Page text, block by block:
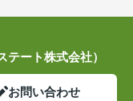
ート株式会社）
お問い合わせ